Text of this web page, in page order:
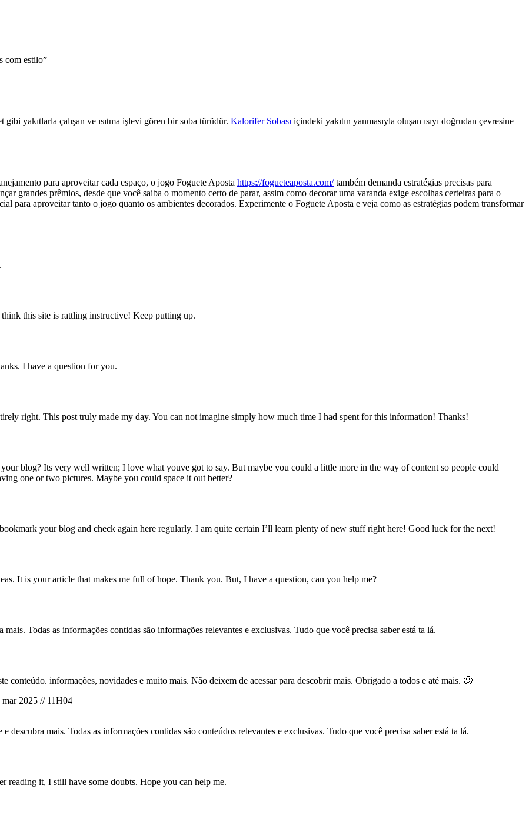
com estilo”
yakıtlarla çalışan ve ısıtma işlevi gören bir soba türüdür. Kalorifer Sobası içindeki yakıtın yanmasıyla oluşan ısıyı doğrudan çevresine
para aproveitar cada espaço, o jogo Foguete Aposta https://fogueteaposta.com/também demanda estratégias precisas para
grandes prêmios, desde que você saiba o momento certo de parar, assim como decorar uma varanda exige escolhas certeiras para o
para aproveitar tanto o jogo quanto os ambientes decorados. Experimente o Foguete Aposta e veja como as estratégias podem transformar
this site is rattling instructive! Keep putting up.
I have a question for you.
right. This post truly made my day. You can not imagine simply how much time I had spent for this information! Thanks!
blog? Its very well written; I love what youve got to say. But maybe you could a little more in the way of content so people could
one or two pictures. Maybe you could space it out better?
your blog and check again here regularly. I am quite certain I’ll learn plenty of new stuff right here! Good luck for the next!
It is your article that makes me full of hope. Thank you. But, I have a question, can you help me?
mais. Todas as informações contidas são informações relevantes e exclusivas. Tudo que você precisa saber está ta lá.
conteúdo. informações, novidades e muito mais. Não deixem de acessar para descobrir mais. Obrigado a todos e até mais. 🙂
mar 2025 // 11H04
descubra mais. Todas as informações contidas são conteúdos relevantes e exclusivas. Tudo que você precisa saber está ta lá.
reading it, I still have some doubts. Hope you can help me.